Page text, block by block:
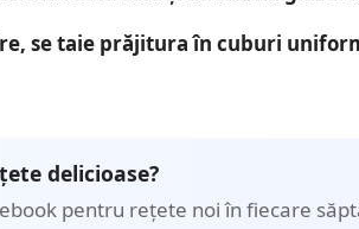
se taie prăjitura în cuburi
delicioase?
pentru rețete noi în fiecare